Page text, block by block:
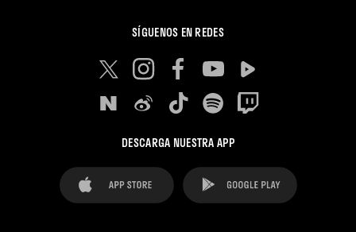
SÍGUENOS EN REDES
DESCARGA NUESTRA APP